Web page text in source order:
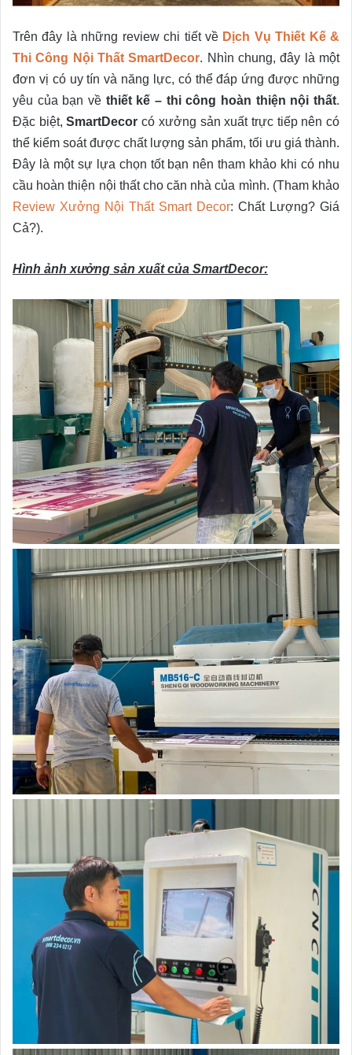
Trên đây là những review chi tiết về Dịch Vụ Thiết Kế &
Thi Công Nội Thất SmartDecor. Nhìn chung, đây là một
đơn vị có uy tín và năng lực, có thể đáp ứng được những
yêu của bạn về thiết kế – thi công hoàn thiện nội thất.
Đặc biệt,SmartDecor có xưởng sản xuất trực tiếp nên có
thể kiểm soát được chất lượng sản phẩm, tối ưu giá thành.
Đây là một sự lựa chọn tốt bạn nên tham khảo khi có nhu
cầu hoàn thiện nội thất cho căn nhà của mình. (Tham khảo
Review Xưởng Nội Thất Smart Decor: Chất Lượng? Giá
Cả?).
Hình ảnh xưởng sản xuất của SmartDecor: